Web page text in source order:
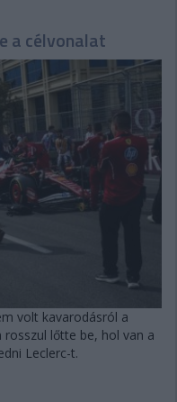
a célvonalat
volt kavarodásról a
lőtte be, hol van a
Leclerc-t.